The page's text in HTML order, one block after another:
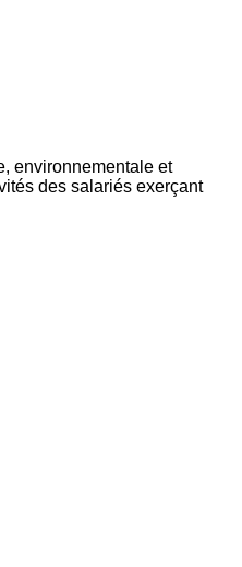
environnementale et
des salariés exerçant